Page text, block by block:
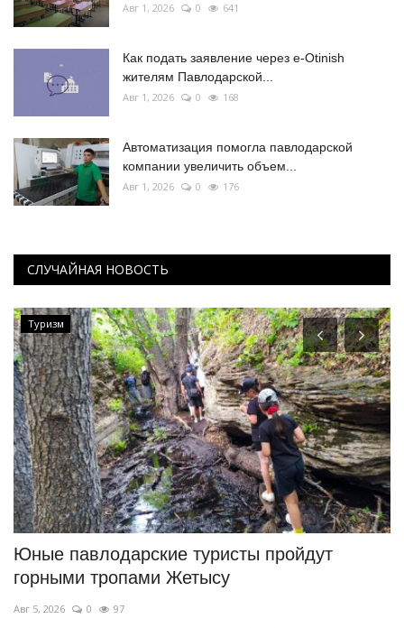
Авг 1, 2026 0 641
Как подать заявление через e-Otinish
жителям Павлодарской...
Авг 1, 2026 0 168
Автоматизация помогла павлодарской
компании увеличить объем...
Авг 1, 2026 0 176
СЛУЧАЙНАЯ НОВОСТЬ
Туризм
Юные павлодарские туристы пройдут
горными тропами Жетысу
Авг 5, 2026 0 97